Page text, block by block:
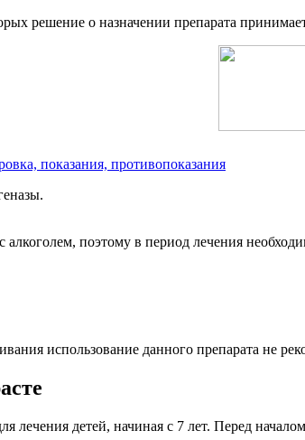
решение о назначении препарата
показания, противопоказания
поэтому в период лечения
использование данного препарата не
лечения детей, начиная с 7 лет. Перед